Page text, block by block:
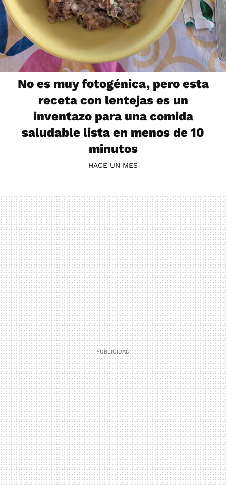
No es muy fotogénica, pero esta
receta con lentejas es un
inventazo para una comida
saludable lista en menos de 10
minutos
HACE UN MES